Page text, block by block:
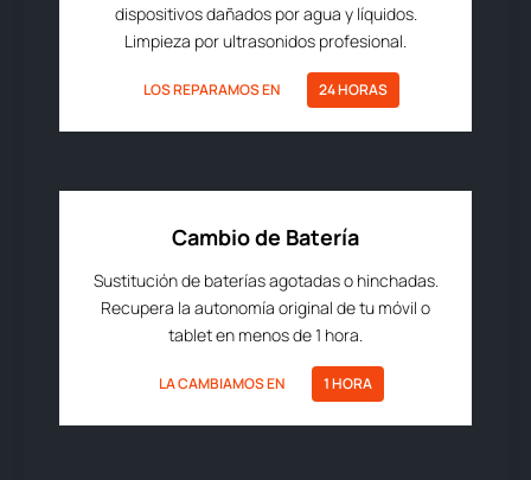
dispositivos dañados por agua y líquidos.
Limpieza por ultrasonidos profesional.
LOS REPARAMOS EN 24 HORAS
Cambio de Batería
Sustitución de baterías agotadas o hinchadas.
Recupera la autonomía original de tu móvil o
tablet en menos de 1 hora.
LA CAMBIAMOS EN 1 HORA